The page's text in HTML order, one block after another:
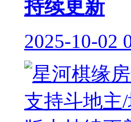
持续更新
2025-10-02